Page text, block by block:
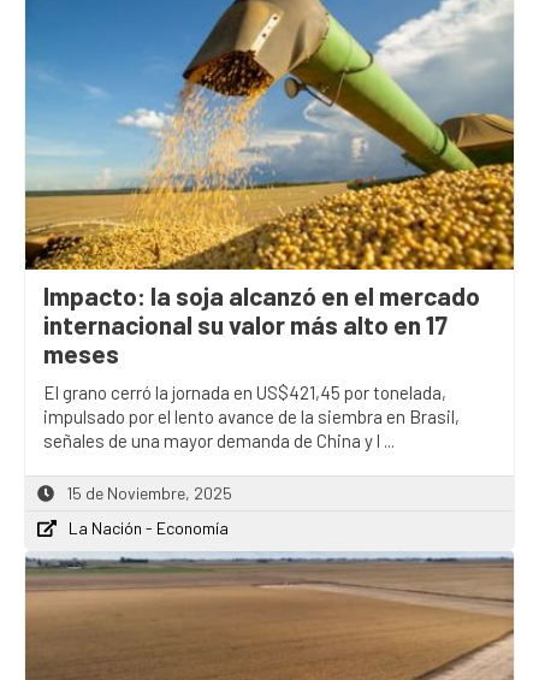
Impacto: la soja alcanzó en el mercado
internacional su valor más alto en 17
meses
El grano cerró la jornada en US$421,45 por tonelada,
impulsado por el lento avance de la siembra en Brasil,
señales de una mayor demanda de China y l ...
15 de Noviembre, 2025
La Nación - Economía